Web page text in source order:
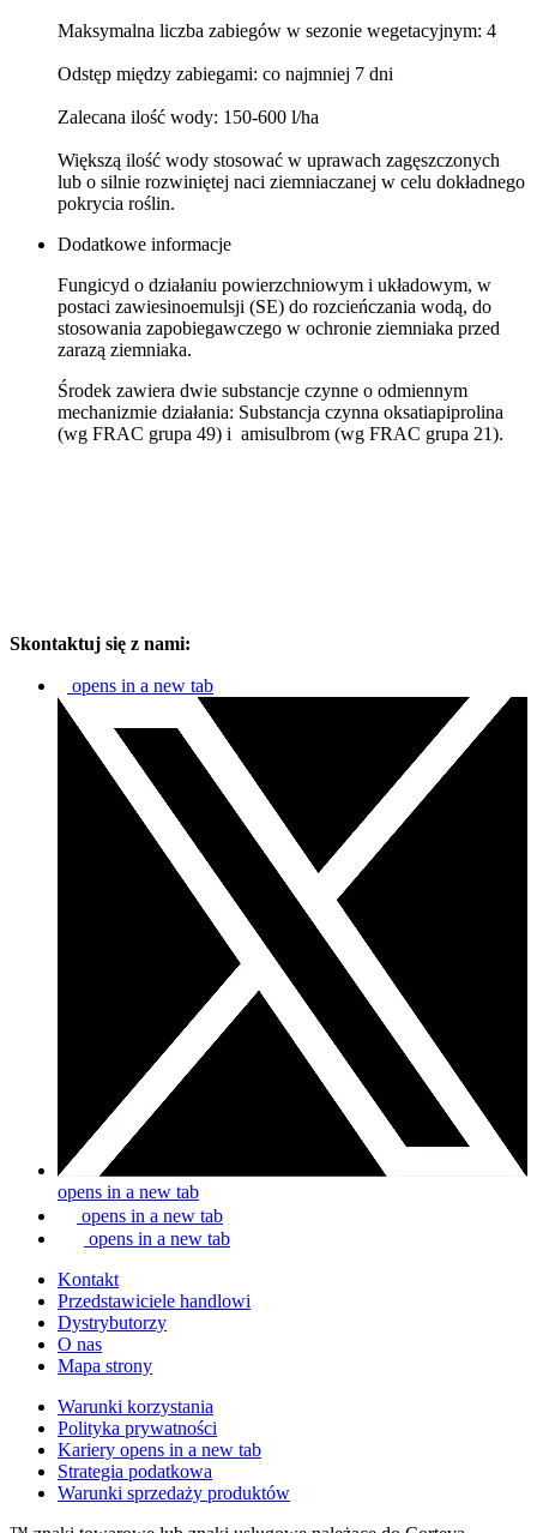
Maksymalna liczba zabiegów w sezonie wegetacyjnym: 4
Odstęp między zabiegami: co najmniej 7 dni
Zalecana ilość wody: 150-600 l/ha
Większą ilość wody stosować w uprawach zagęszczonych
lub o silnie rozwiniętej naci ziemniaczanej w celu dokładnego
pokrycia roślin.
Dodatkowe informacje
Fungicyd o działaniu powierzchniowym i układowym, w
postaci zawiesinoemulsji (SE) do rozcieńczania wodą, do
stosowania zapobiegawczego w ochronie ziemniaka przed
zarazą ziemniaka.
Środek zawiera dwie substancje czynne o odmiennym
mechanizmie działania: Substancja czynna oksatiapiprolina
(wg FRAC grupa 49) i amisulbrom (wg FRAC grupa 21).
Skontaktuj się z nami:
opens in a new tab
opens in a new tab
opens in a new tab
opens in a new tab
Kontakt
Przedstawiciele handlowi
Dystrybutorzy
O nas
Mapa strony
Warunki korzystania
Polityka prywatności
Kariery opens in a new tab
Strategia podatkowa
Warunki sprzedaży produktów